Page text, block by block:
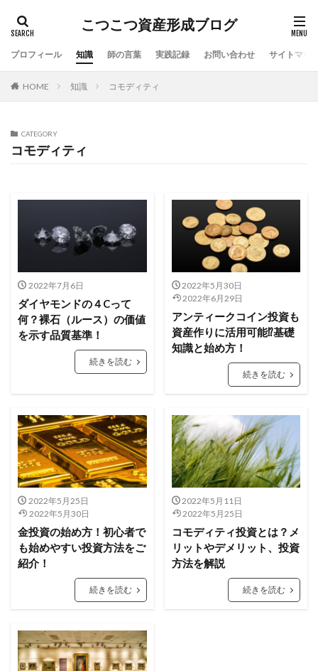
こつこつ資産形成ブログ
プロフィール 知識 師の言葉 実践記録 お問い合わせ サイトマッ
HOME 知識 コモディティ
CATEGORY
コモディティ
2022年7月6日
ダイヤモンドの４Cって
何？裸石（ルース）の価値
を示す品質基準！
続きを読む
2022年5月30日
2022年6月29日
アンティークコイン投資も
資産作りに活用可能⁉基礎
知識と始め方！
続きを読む
2022年5月25日
2022年5月30日
金投資の始め方！初心者で
も始めやすい投資方法をご
紹介！
続きを読む
2022年5月11日
2022年5月25日
コモディティ投資とは？メ
リットやデメリット、投資
方法を解説
続きを読む